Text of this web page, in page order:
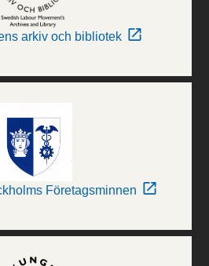
arkiv och bibliotek
Företagsminnen